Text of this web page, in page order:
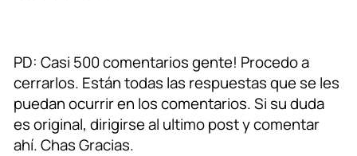
PD: Casi 500 comentarios gente! Procedo a
cerrarlos. Están todas las respuestas que se les
puedan ocurrir en los comentarios. Si su duda
es original, dirigirse al ultimo post y comentar
ahí. Chas Gracias.